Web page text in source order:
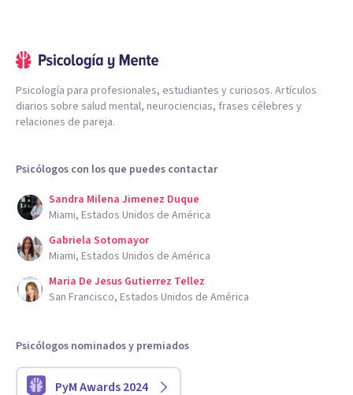
Psicología para profesionales, estudiantes y curiosos. Artículos
diarios sobre salud mental, neurociencias, frases célebres y
relaciones de pareja.
Psicólogos con los que puedes contactar
Sandra Milena Jimenez Duque
Miami, Estados Unidos de América
Gabriela Sotomayor
Miami, Estados Unidos de América
Maria De Jesus Gutierrez Tellez
San Francisco, Estados Unidos de América
Psicólogos nominados y premiados
PyM Awards 2024